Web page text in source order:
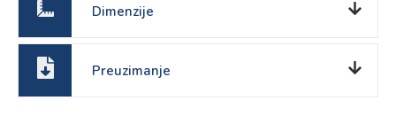
Dimenzije
Preuzimanje